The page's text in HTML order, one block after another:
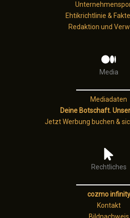
Ehtikrichtlinie &
Redaktion und
Media
Mediadaten
Deine Botschaft.
Jetzt Werbung buchen &
Rechtliches
cozmo infinity
Kontakt